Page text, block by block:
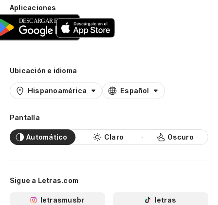
Aplicaciones
Ubicación e idioma
Hispanoamérica Español
Pantalla
Automático Claro Oscuro
Sigue a Letras.com
letrasmusbr letras